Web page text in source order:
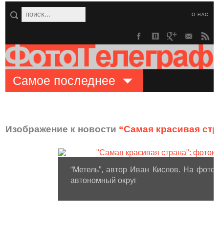
О НАС
Самое последнее
Изображение к новости “Самая красивая
“Метель”, автор Иван Кислов. На
автономный округ